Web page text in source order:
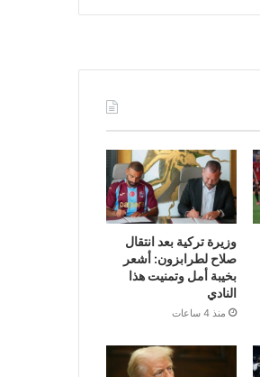
وزيرة تركية بعد انتقال
صلاح لطرابزون: أشعر
بخيبة أمل وتمنيت هذا
النادي
منذ 4 ساعات